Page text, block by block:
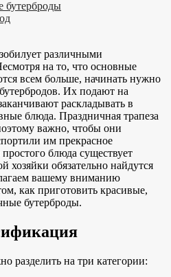
бутерброды
различными
на то, что основные
всем больше, начинать нужно
Их подают на
раскладывать в
блюда. Праздничная трапеза
важно, чтобы они
им прекрасное
блюда существует
хозяйки обязательно найдутся
вашему вниманию
как приготовить красивые,
бутерброды.
разделить на три категории: